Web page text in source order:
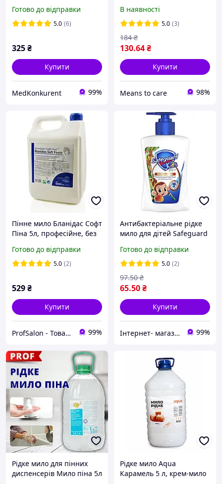
Готово до відправки
5.0 (6)
325₴
Купити
MedKonkurent 99%
захисту шкіри (6 шт. х 150
г) амвей
В наявності
5.0 (3)
130.64₴
184 ₴
Купити
Means to care 98%
Пінне мило Бланідас Софт
Піна 5л, професійне, без
рівнем РН
Готово до відправки
5.0 (2)
529₴
Купити
ProfSalon - Товари для професіоналів 99%
Антибактеріальне рідке
мило для дітей Safeguard
Готово до відправки
5.0 (2)
65.50₴
97.50 ₴
Купити
Інтернет- магазин " Товари в Дім" 99%
Рідке мило для пінних
диспенсерів Мило піна 5л
Рідке мило Aqua
Карамель 5 л, крем-мило